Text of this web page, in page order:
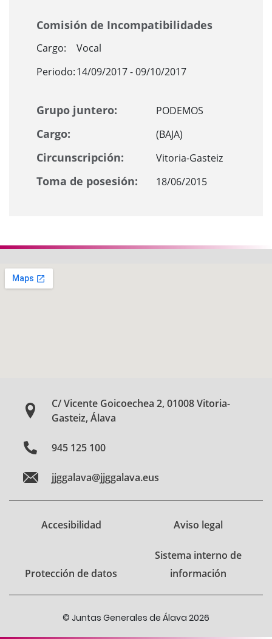
Comisión de Incompatibilidades
Cargo:
Vocal
Periodo:14/09/2017 - 09/10/2017
Grupo juntero: PODEMOS
Cargo: (BAJA)
Circunscripción: Vitoria-Gasteiz
Toma de posesión: 18/06/2015
C/ Vicente Goicoechea 2, 01008 Vitoria-
Gasteiz, Álava
945 125 100
jjggalava@jjggalava.eus
Accesibilidad Aviso legal
Protección de datos
Sistema interno de
información
© Juntas Generales de Álava 2026